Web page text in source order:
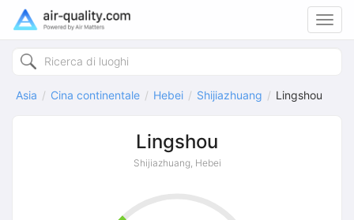
Asia Cina continentale Hebei Shijiazhuang Lingshou
Lingshou
Shijiazhuang, Hebei